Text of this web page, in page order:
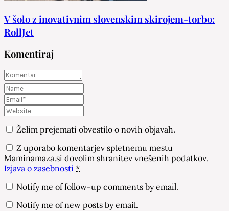
V šolo z inovativnim slovenskim skirojem-torbo:
RollJet
Komentiraj
Želim prejemati obvestilo o novih objavah.
Z uporabo komentarjev spletnemu mestu
Maminamaza.si dovolim shranitev vnešenih podatkov.
Izjava o zasebnosti *
Notify me of follow-up comments by email.
Notify me of new posts by email.